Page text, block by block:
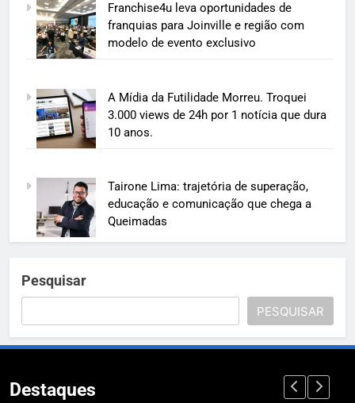
Franchise4u leva oportunidades de
franquias para Joinville e região com
modelo de evento exclusivo
A Mídia da Futilidade Morreu. Troquei
3.000 views de 24h por 1 notícia que dura
10 anos.
Tairone Lima: trajetória de superação,
educação e comunicação que chega a
Queimadas
Pesquisar
PESQUISAR
Destaques